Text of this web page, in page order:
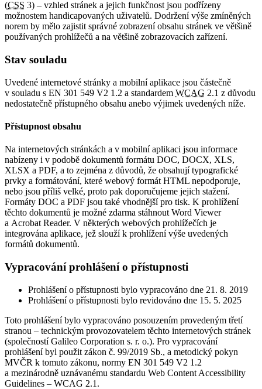
(CSS 3) – vzhled stránek a jejich funkčnost jsou podřízeny
možnostem handicapovaných uživatelů. Dodržení výše zmíněných
norem by mělo zajistit správné zobrazení obsahu stránek ve většině
používaných prohlížečů a na většině zobrazovacích zařízení.
Stav souladu
Uvedené internetové stránky a mobilní aplikace jsou částečně
v souladu s EN 301 549 V2 1.2 a standardem WCAG 2.1 z důvodu
nedostatečně přístupného obsahu anebo výjimek uvedených níže.
Přístupnost obsahu
Na internetových stránkách a v mobilní aplikaci jsou informace
nabízeny i v podobě dokumentů formátu DOC, DOCX, XLS,
XLSX a PDF, a to zejména z důvodů, že obsahují typografické
prvky a formátování, které webový formát HTML nepodporuje,
nebo jsou příliš velké, proto pak doporučujeme jejich stažení.
Formáty DOC a PDF jsou také vhodnější pro tisk. K prohlížení
těchto dokumentů je možné zdarma stáhnout Word Viewer
a Acrobat Reader. V některých webových prohlížečích je
integrována aplikace, jež slouží k prohlížení výše uvedených
formátů dokumentů.
Vypracování prohlášení o přístupnosti
Prohlášení o přístupnosti bylo vypracováno dne 21. 8. 2019
Prohlášení o přístupnosti bylo revidováno dne 15. 5. 2025
Toto prohlášení bylo vypracováno posouzením provedeným třetí
stranou – technickým provozovatelem těchto internetových stránek
(společností Galileo Corporation s. r. o.). Pro vypracování
prohlášení byl použit zákon č. 99/2019 Sb., a metodický pokyn
MVČR k tomuto zákonu, normy EN 301 549 V2 1.2
a mezinárodně uznávanému standardu Web Content Accessibility
Guidelines – WCAG 2.1.